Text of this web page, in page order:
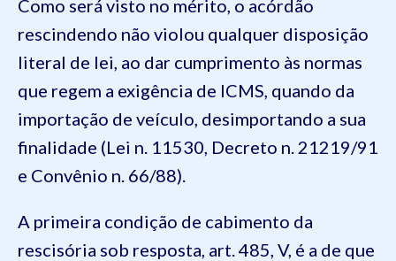
Como será visto no mérito, o acórdão
rescindendo não violou qualquer disposição
literal de lei, ao dar cumprimento às normas
que regem a exigência de ICMS, quando da
importação de veículo, desimportando a sua
finalidade (Lei n. 11530, Decreto n. 21219/91
e Convênio n. 66/88).
A primeira condição de cabimento da
rescisória sob resposta, art. 485, V, é a de que